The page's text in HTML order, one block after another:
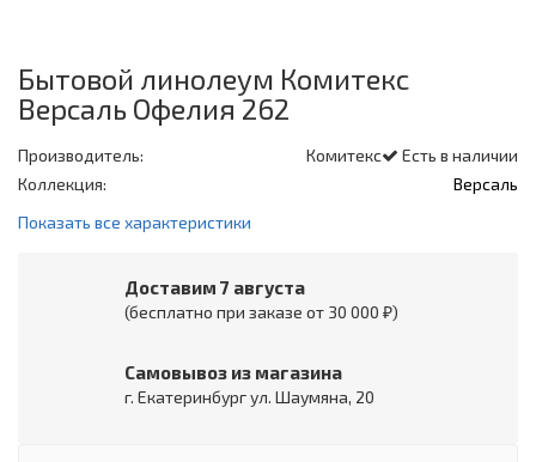
Бытовой линолеум Комитекс
Версаль Офелия 262
Есть в наличии
Производитель:
Комитекс
Коллекция:
Версаль
Показать все характеристики
Доставим 7 августа
(бесплатно при заказе от 30 000 ₽)
Самовывоз из магазина
г. Екатеринбург ул. Шаумяна, 20